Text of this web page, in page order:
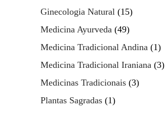
Ginecologia Natural(15)
Medicina Ayurveda(49)
Medicina Tradicional Andina(1)
Medicina Tradicional Iraniana(3)
Medicinas Tradicionais(3)
Plantas Sagradas(1)